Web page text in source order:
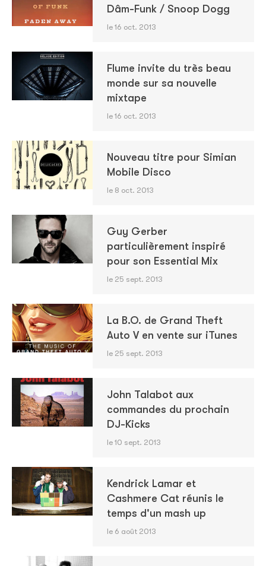
Dâm-Funk / Snoop Dogg
le 16 oct. 2013
Flume invite du très beau
monde sur sa nouvelle
mixtape
le 16 oct. 2013
Nouveau titre pour Simian
Mobile Disco
le 8 oct. 2013
Guy Gerber
particulièrement inspiré
pour son Essential Mix
le 25 sept. 2013
La B.O. de Grand Theft
Auto V en vente sur iTunes
le 25 sept. 2013
John Talabot aux
commandes du prochain
DJ-Kicks
le 10 sept. 2013
Kendrick Lamar et
Cashmere Cat réunis le
temps d'un mash up
le 6 août 2013